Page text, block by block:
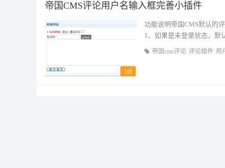
帝国CMS评论用户名输入框完善小插件
3点
功能说明帝国CMS默认的
1、如果是未登录状态，默
显示 登录用
帝国cms评论 评论插件 用